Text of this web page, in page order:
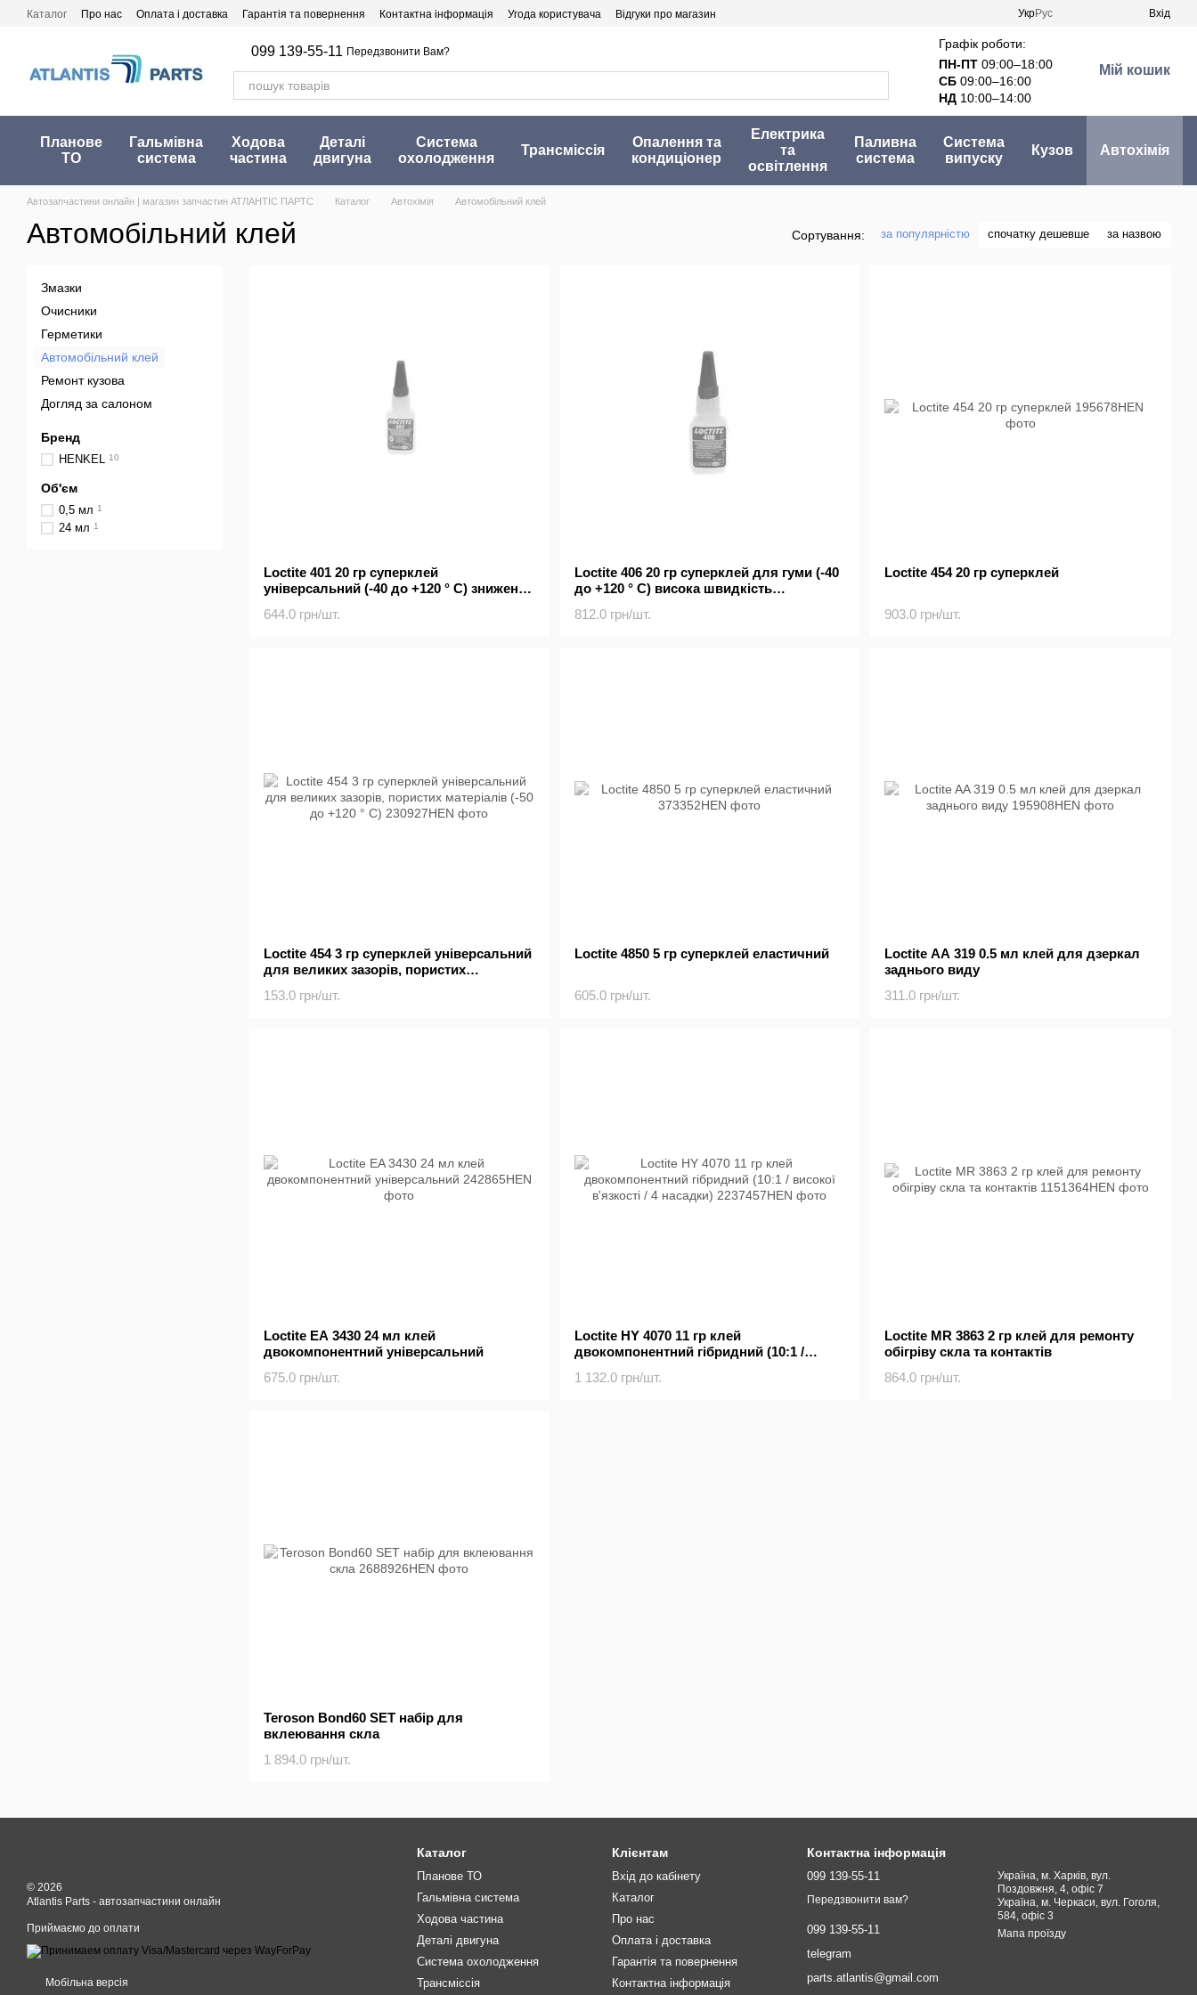
Перейти до основного контенту
Каталог Про нас Оплата і доставка Гарантія та повернення Контактна інформація Угода користувача Відгуки про магазин УкрРус Вхід
099 139-55-11 Передзвонити Вам?
Графік роботи:
ПН-ПТ 09:00–18:00
СБ 09:00–16:00
НД 10:00–14:00
Мій кошик
Планове
ТО
Гальмівна
система
Ходова
частина
Деталі
двигуна
Система
охолодження
Трансміссія
Опалення та
кондиціонер
Електрика
та
освітлення
Паливна
система
Система
випуску
Кузов Автохімія
Автозапчастини онлайн | магазин запчастин АТЛАНТІС ПАРТС Каталог Автохімія Автомобільний клей
Автомобільний клей Сортування: за популярністю спочатку дешевше за назвою
Loctite 401 20 гр суперклей
універсальний (-40 до +120 ° С) знижена
644.0 грн/шт.
Loctite 406 20 гр суперклей для гуми (-40
до +120 ° С) висока швидкість
812.0 грн/шт.
Loctite 454 20 гр суперклей
903.0 грн/шт.
Loctite 454 3 гр суперклей універсальний
для великих зазорів, пористих
153.0 грн/шт.
Loctite 4850 5 гр суперклей еластичний
605.0 грн/шт.
Loctite AA 319 0.5 мл клей для дзеркал
заднього виду
311.0 грн/шт.
Loctite EA 3430 24 мл клей
двокомпонентний універсальний
675.0 грн/шт.
Loctite HY 4070 11 гр клей
двокомпонентний гібридний (10:1 /
1 132.0 грн/шт.
Loctite MR 3863 2 гр клей для ремонту
обігріву скла та контактів
864.0 грн/шт.
Teroson Bond60 SET набір для
вклеювання скла
1 894.0 грн/шт.
Змазки
Очисники
Герметики
Автомобільний клей
Ремонт кузова
Догляд за салоном
Бренд
HENKEL 10
Об'єм
0,5 мл 1
24 мл 1
© 2026
Atlantis Parts - автозапчастини онлайн
Приймаємо до оплати
Мобільна версія
Каталог
Планове ТО
Гальмівна система
Ходова частина
Деталі двигуна
Система охолодження
Трансміссія
Клієнтам
Вхід до кабінету
Каталог
Про нас
Оплата і доставка
Гарантія та повернення
Контактна інформація
Контактна інформація
099 139-55-11
Передзвонити вам?
099 139-55-11
telegram
parts.atlantis@gmail.com
Україна, м. Харків, вул.
Поздовжня, 4, офіс 7
Україна, м. Черкаси, вул. Гоголя,
584, офіс 3
Мапа проїзду